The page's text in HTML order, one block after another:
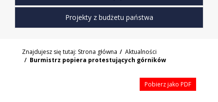
Projekty z budżetu państwa
Znajdujesz się tutaj: Strona główna
Aktualności
Burmistrz popiera protestujących górników
Pobierz jako PDF